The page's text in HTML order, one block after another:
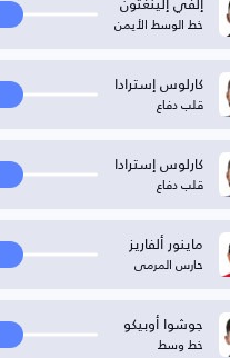
خط الوسط الأيمن
كارلوس إسترادا
قلب دفاع
كارلوس إسترادا
قلب دفاع
ماينور ألفاريز
حارس المرمى
جوشوا أوبيكو
خط وسط